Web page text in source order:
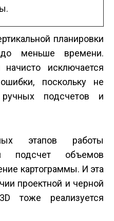
планировки
меньше времени.
исключается
поскольку не
подсчетов и
этапов работы
подсчет объемов
картограммы. И эта
проектной и черной
тоже реализуется